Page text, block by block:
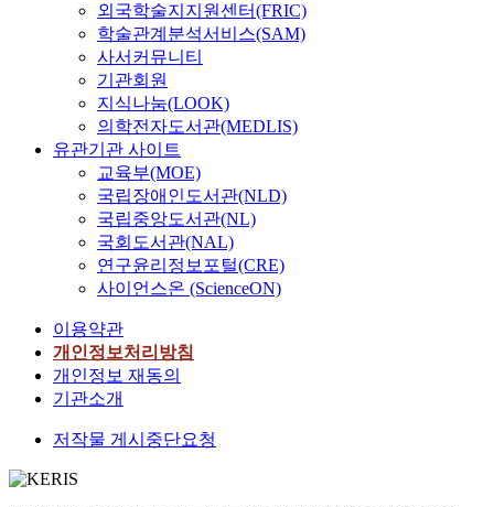
외국학술지지원센터(FRIC)
학술관계분석서비스(SAM)
사서커뮤니티
기관회원
지식나눔(LOOK)
의학전자도서관(MEDLIS)
유관기관 사이트
교육부(MOE)
국립장애인도서관(NLD)
국립중앙도서관(NL)
국회도서관(NAL)
연구윤리정보포털(CRE)
사이언스온 (ScienceON)
이용약관
개인정보처리방침
개인정보 재동의
기관소개
저작물 게시중단요청